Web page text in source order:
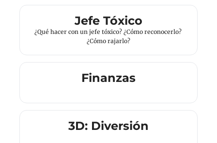
Jefe Tóxico
¿Qué hacer con un jefe tóxico? ¿Cómo reconocerlo?
¿Cómo rajarlo?
Finanzas
3D: Diversión